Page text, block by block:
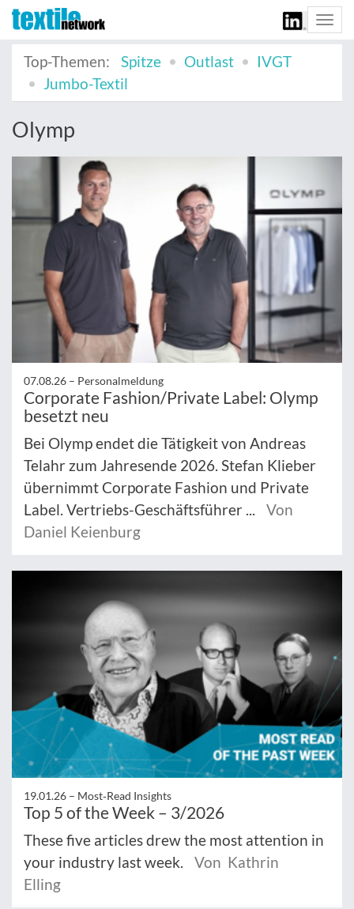
Top-Themen:
Spitze Outlast
IVGT
Jumbo-Textil
Olymp
07.08.26 – Personalmeldung
Corporate Fashion/Private Label: Olymp
besetzt neu
Bei Olymp endet die Tätigkeit von Andreas
Telahr zum Jahresende 2026. Stefan Klieber
übernimmt Corporate Fashion und Private
Label. Vertriebs-Geschäftsführer ...
Von
Daniel Keienburg
19.01.26 – Most‑Read Insights
Top 5 of the Week – 3/2026
These five articles drew the most attention in
your industry last week.
Von Kathrin
Elling